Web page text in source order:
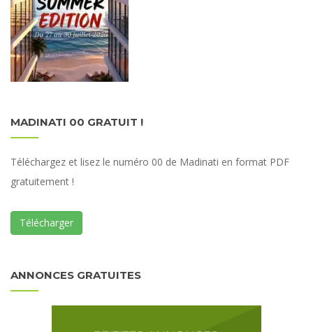
MADINATI 00 GRATUIT !
Téléchargez et lisez le numéro 00 de Madinati en format PDF
gratuitement !
Télécharger
ANNONCES GRATUITES